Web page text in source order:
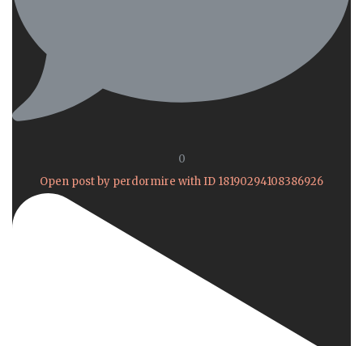
0
Open post by perdormire with ID 18190294108386926